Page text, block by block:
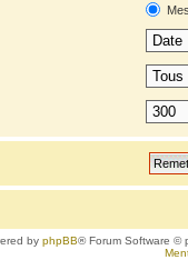
byphpBB® Forum Software ©